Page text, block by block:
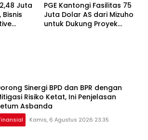
Juta
PGE Kantongi Fasilitas 75
Juta Dolar AS dari Mizuho
untuk Dukung Proyek
Sinergi BPD dan BPR dengan
Risiko Ketat, Ini Penjelasan
Asbanda
Kamis, 6 Agustus 2026 23:35